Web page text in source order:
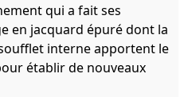
qui a fait ses
en jacquard épuré dont la
interne apportent le
établir de nouveaux